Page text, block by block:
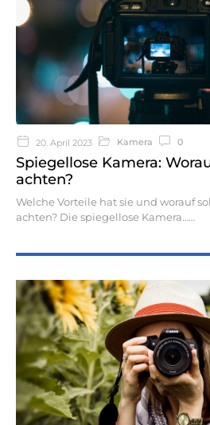
20. April 2023 Kamera 0
Spiegellose Kamera:
achten?
Welche Vorteile hat sie und worauf
achten? Die spiegellose Kamera…